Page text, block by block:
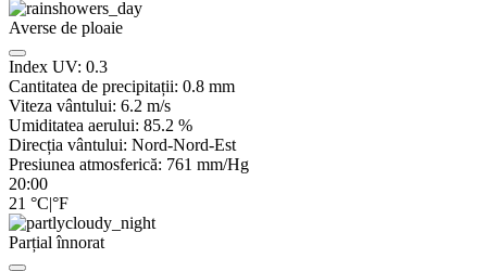
Averse de ploaie
Index UV: 0.3
Cantitatea de precipitații: 0.8 mm
Viteza vântului: 6.2 m/s
Umiditatea aerului: 85.2 %
Direcția vântului: Nord-Nord-Est
Presiunea atmosferică: 761 mm/Hg
20:00
21 °C|°F
Parțial înnorat